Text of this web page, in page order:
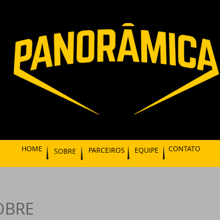
HOME SOBRE PARCEIROS EQUIPE CONTATO